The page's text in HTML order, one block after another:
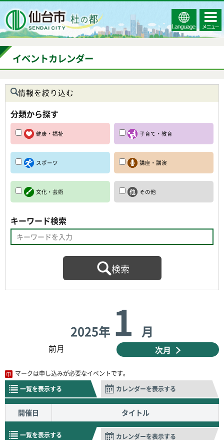
Select
Language
コンテ
ンツメ
ニュー
イベントカレンダー
情報を絞り込む
分類から探す
健康・福祉 子育て・教育
スポーツ 講座・講演
文化・芸術 その他
キーワード検索
2025年 1 月
前月 次月
マークは申し込みが必要なイベントです。
一覧を表示する
カレンダーを表示する
開催日 タイトル
一覧を表示する カレンダーを表示する